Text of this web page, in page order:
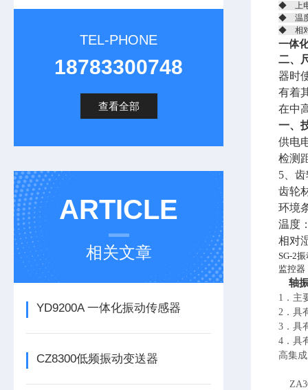
TEL-PHONE
18783300748
查看全部
ARTICLE
相关文章
YD9200A 一体化振动传感器
CZ8300低频振动变送器
◆ 上电
◆ 温度
◆ 相对
一体
二、
器时
有着
在中
一、
供电
检测
5、
齿轮
环境
温度
相对
SG-2振
监控器
轴
1．主
2．具
3．具
4．具
高集